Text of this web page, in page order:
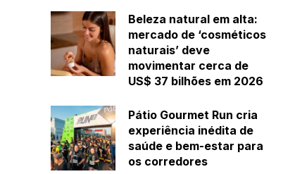
Beleza natural em alta:
mercado de ‘cosméticos
naturais’ deve
movimentar cerca de
US$ 37 bilhões em 2026
Pátio Gourmet Run cria
experiência inédita de
saúde e bem-estar para
os corredores